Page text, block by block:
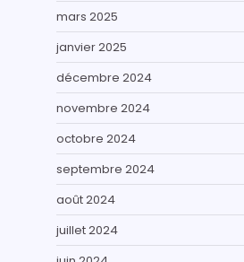
mars 2025
janvier 2025
décembre 2024
novembre 2024
octobre 2024
septembre 2024
août 2024
juillet 2024